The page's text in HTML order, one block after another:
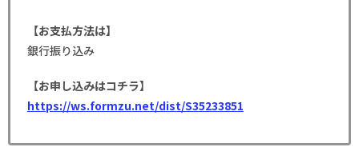
【お支払方法は】
銀行振り込み
【お申し込みはコチラ】
https://ws.formzu.net/dist/S35233851